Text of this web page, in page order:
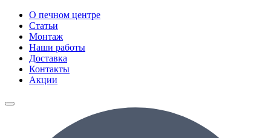
О печном центре
Статьи
Монтаж
Наши работы
Доставка
Контакты
Акции